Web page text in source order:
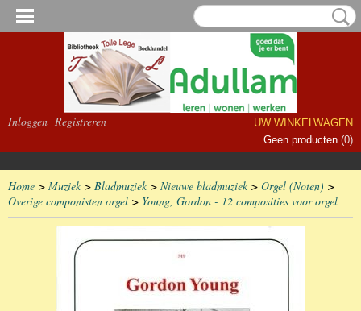
Inloggen Registreren
UW WINKELWAGEN
Geen producten (0)
Home > Muziek> Bladmuziek> Nieuwe bladmuziek> Orgel (Noten) >
Overige componisten orgel > Young, Gordon - 12 composities voor orgel